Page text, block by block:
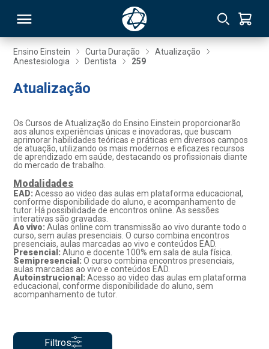
Ensino Einstein Curta Duração
Atualização
Anestesiologia
Dentista 259
Atualização
Os Cursos de Atualização do Ensino Einstein proporcionarão
aos alunos experiências únicas e inovadoras, que buscam
aprimorar habilidades teóricas e práticas em diversos campos
de atuação, utilizando os mais modernos e eficazes recursos
de aprendizado em saúde, destacando os profissionais diante
do mercado de trabalho.
Modalidades
EAD:Acesso ao video das aulas em plataforma educacional,
conforme disponibilidade do aluno, e acompanhamento de
tutor. Há possibilidade de encontros online. As sessões
interativas são gravadas.
Ao vivo: Aulas online com transmissão ao vivo durante todo o
curso, sem aulas presenciais. O curso combina encontros
presenciais, aulas marcadas ao vivo e conteúdos EAD.
Presencial:Aluno e docente 100% em sala de aula física.
Semipresencial:O curso combina encontros presenciais,
aulas marcadas ao vivo e conteúdos EAD.
Autoinstrucional:Acesso ao video das aulas em plataforma
educacional, conforme disponibilidade do aluno, sem
acompanhamento de tutor.
Filtros